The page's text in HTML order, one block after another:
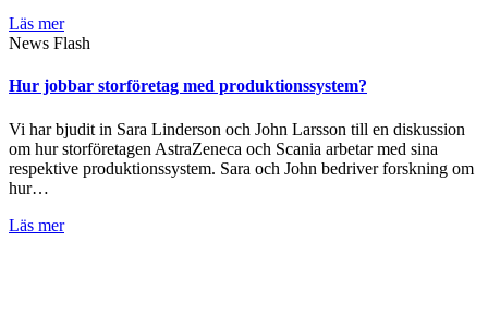
Läs mer
News Flash
Hur jobbar storföretag med produktionssystem?
Vi har bjudit in Sara Linderson och John Larsson till en diskussion
om hur storföretagen AstraZeneca och Scania arbetar med sina
respektive produktionssystem. Sara och John bedriver forskning om
hur…
Läs mer